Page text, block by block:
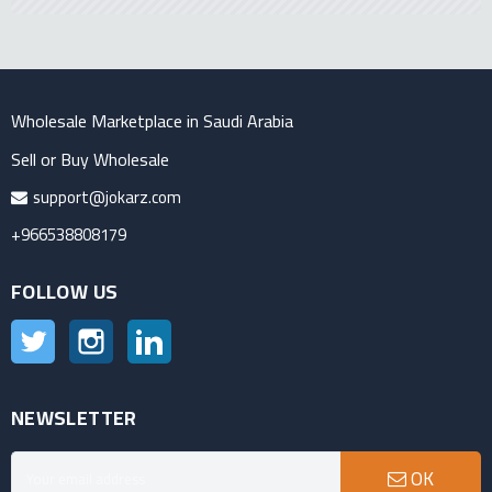
Wholesale Marketplace in Saudi Arabia
Sell or Buy Wholesale
support@jokarz.com
+966538808179
FOLLOW US
Twitter Instagram
NEWSLETTER
OK